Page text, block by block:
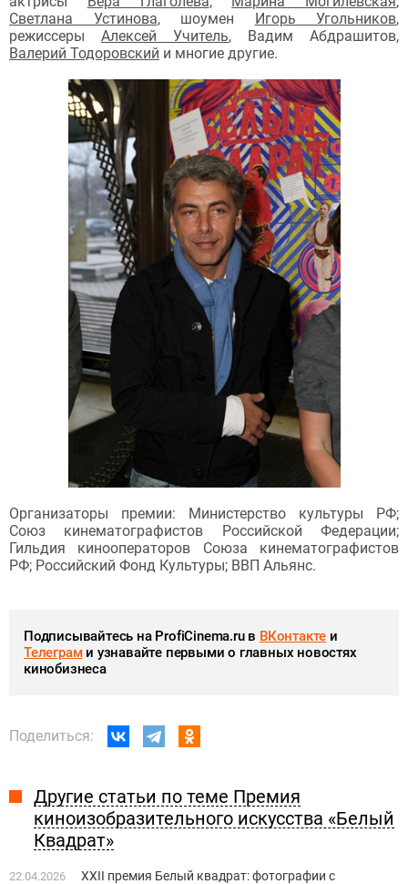
Светлана Устинова, шоумен Игорь Угольников,
режиссеры Алексей Учитель, Вадим Абдрашитов,
Валерий Тодоровский и многие другие.
Организаторы премии: Министерство культуры РФ;
Союз кинематографистов Российской Федерации;
Гильдия кинооператоров Союза кинематографистов
РФ; Российский Фонд Культуры; ВВП Альянс.
Подписывайтесь на ProfiCinema.ru в ВКонтакте и
Телеграми узнавайте первыми о главных новостях
кинобизнеса
Поделиться:
Другие статьи по теме Премия
киноизобразительного искусства «Белый
Квадрат»
22.04.2026
XXII премия Белый квадрат: фотографии с